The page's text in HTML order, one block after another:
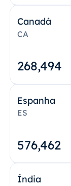
Canadá
CA
268,495
Espanha
ES
576,463
Índia